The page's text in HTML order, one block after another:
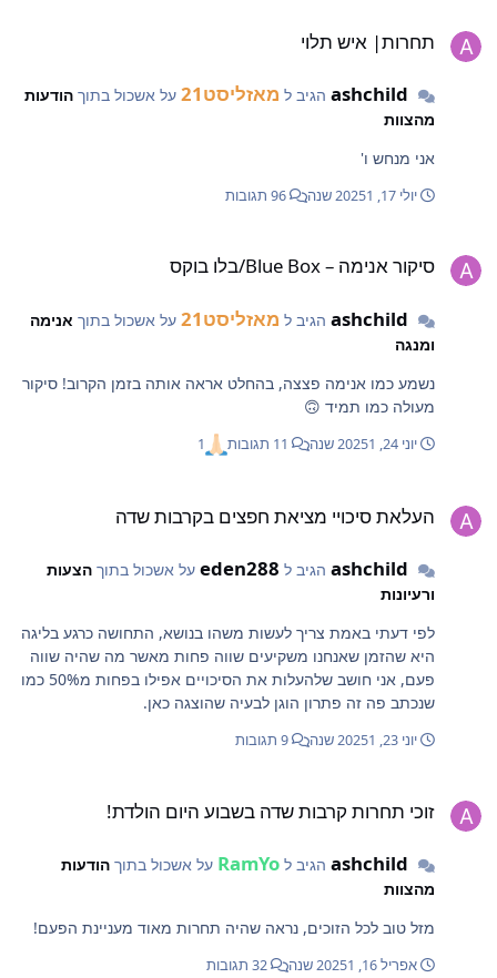
תחרות| איש תלוי
ashchildהגיב ל מאזליסט21 על אשכול בתוך הודעות
מהצוות
אני מנחש ו'
יולי 17, 2025 1 שנה
סיקור אנימה – Blue Box/בלו בוקס
ashchildהגיב ל מאזליסט21 על אשכול בתוך אנימה
ומנגה
נשמע כמו אנימה פצצה, בהחלט אראה אותה בזמן הקרוב! סיקור
מעולה כמו תמיד 🙃
יוני 24, 2025 1 שנה 1
העלאת סיכויי מציאת חפצים בקרבות שדה
ashchildהגיב ל eden288על אשכול בתוך הצעות
ורעיונות
לפי דעתי באמת צריך לעשות משהו בנושא, התחושה כרגע בליגה
היא שהזמן שאנחנו משקיעים שווה פחות מאשר מה שהיה שווה
פעם, אני חושב שלהעלות את הסיכויים אפילו בפחות מ50% כמו
שנכתב פה זה פתרון הוגן לבעיה שהוצגה כאן.
יוני 23, 2025 1 שנה
זוכי תחרות קרבות שדה בשבוע היום הולדת!
ashchildהגיב ל RamYo על אשכול בתוך הודעות
מהצוות
מזל טוב לכל הזוכים, נראה שהיה תחרות מאוד מעניינת הפעם!
אפריל 16, 2025 1 שנה